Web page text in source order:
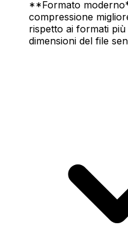
**Formato
compressione
rispetto ai formati
dimensioni del file